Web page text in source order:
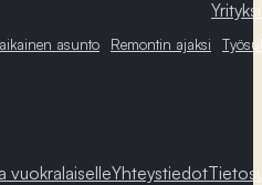
asunto Remontin ajaksi
vuokralaiselleYhteystiedot